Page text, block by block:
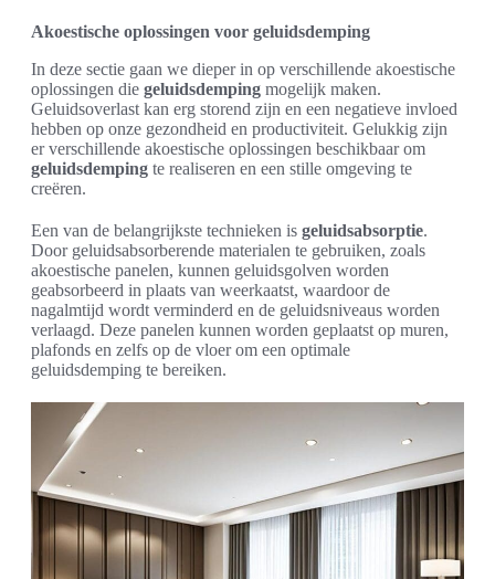
Akoestische oplossingen voor geluidsdemping
In deze sectie gaan we dieper in op verschillende akoestische
oplossingen die geluidsdemping mogelijk maken.
Geluidsoverlast kan erg storend zijn en een negatieve invloed
hebben op onze gezondheid en productiviteit. Gelukkig zijn
er verschillende akoestische oplossingen beschikbaar om
geluidsdemping te realiseren en een stille omgeving te
creëren.
Een van de belangrijkste technieken is geluidsabsorptie.
Door geluidsabsorberende materialen te gebruiken, zoals
akoestische panelen, kunnen geluidsgolven worden
geabsorbeerd in plaats van weerkaatst, waardoor de
nagalmtijd wordt verminderd en de geluidsniveaus worden
verlaagd. Deze panelen kunnen worden geplaatst op muren,
plafonds en zelfs op de vloer om een optimale
geluidsdemping te bereiken.